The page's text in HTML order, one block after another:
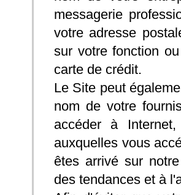
messagerie
votre adresse
sur votre fonction
carte de crédit.
Le Site peut
nom de votre
accéder à
auxquelles vous
êtes arrivé sur
des tendances et à